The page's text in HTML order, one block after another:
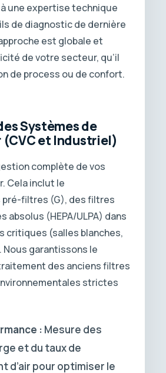
une expertise technique
de diagnostic de dernière
est globale et
de votre secteur, qu’il
de process ou de confort.
Systèmes de
(CVC et Industriel)
complète de vos
Cela inclut le
pré-filtres (G), des filtres
absolus (HEPA/ULPA) dans
critiques (salles blanches,
garantissons le
des anciens filtres
strictes
: Mesure des
et du taux de
d’air pour optimiser le